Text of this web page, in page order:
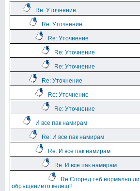
Re: Уточнение
Re: Уточнение
Re: Уточнение
Re: Уточнение
Re: Уточнение
Re: Уточнение
Re: Уточнение
Re: Уточнение
И все пак намирам
Re: И все пак намирам
Re: И все пак намирам
Re: И все пак намирам
Re:Според теб нормално
обръщението келеш?